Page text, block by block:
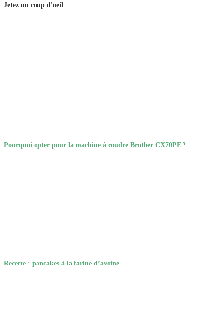
Jetez un coup d'oeil
Pourquoi opter pour la machine à coudre Brother CX70PE ?
Recette : pancakes à la farine d’avoine